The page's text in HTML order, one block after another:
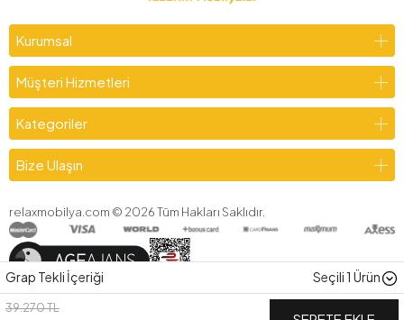
Grap Tekli İçeriği Seçili1 Ürün
39.270 TL
Kurumsal
Müşteri Hizmetleri
Kategoriler
Bize Ulaşın
relaxmobilya.com © 2026Tüm Hakları Saklıdır.